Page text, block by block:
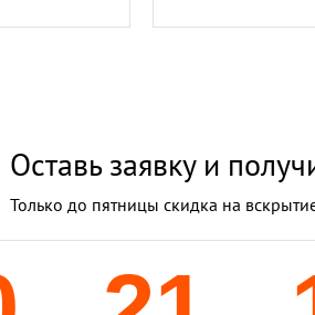
Оставь заявку и
Только до пятницы скидка на